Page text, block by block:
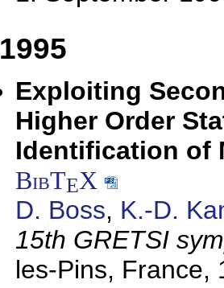
1995
Exploiting
Higher Order
Identification of
BibTEX
D. Boss, K.-D.
15th GRETSI
les-Pins, France,